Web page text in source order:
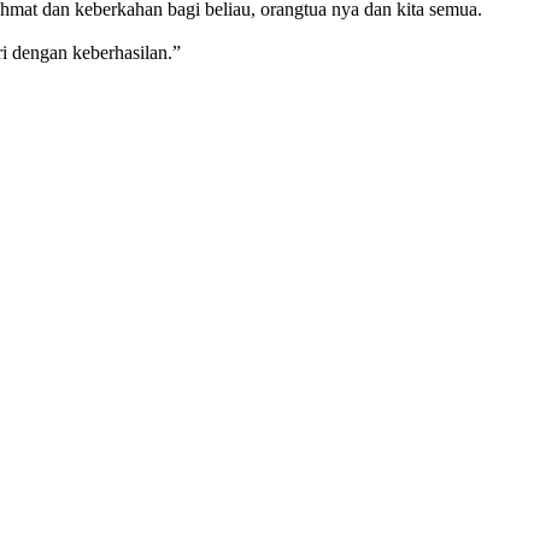
dan keberkahan bagi beliau, orangtua nya dan kita semua.
dengan keberhasilan.”